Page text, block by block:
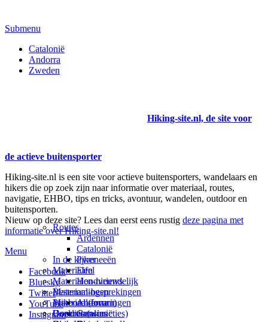
Submenu
Catalonië
Andorra
Zweden
Hiking-site.nl, de site voor
de actieve buitensporter
Hiking-site.nl is een site voor actieve buitensporters, wandelaars en
hikers die op zoek zijn naar informatie over materiaal, routes,
navigatie, EHBO, tips en tricks, avontuur, wandelen, outdoor en
buitensporten.
Nieuw op deze site? Lees dan eerst eens rustig deze pagina met
informatie over Hiking-site.nl!
Menu
Facebook
Bluesky
Twitter
YouTube
Instagram
Prikbord (forum)
Goodies (winacties)
In de kijker
Materialen
Materialen-nieuws
Materiaal-besprekingen
Materiaal-ervaringen
Boekrecensies
Routes
Ardennen
Catalonië
Pyreneeën
Eifel
Hondvriendelijk
Bestemmingen
Andorra
Catalonië
Deze site